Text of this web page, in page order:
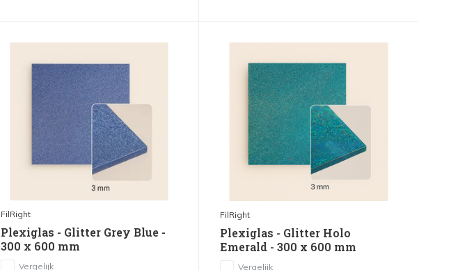
FilRight
Plexiglas - Glitter Grey Blue -
300 x 600 mm
Vergelijk
FilRight
Plexiglas - Glitter Holo
Emerald - 300 x 600 mm
Vergelijk